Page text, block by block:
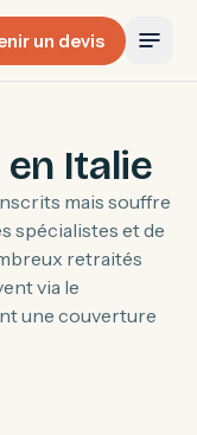
un devis
Italie
mais souffre
spécialistes et de
retraités
via le
une couverture